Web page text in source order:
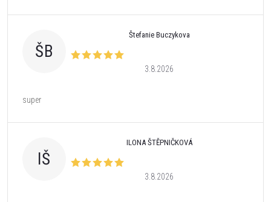
ŠB
Štefanie Buczykova
3.8.2026
super
IŠ
ILONA ŠTĚPNIČKOVÁ
3.8.2026